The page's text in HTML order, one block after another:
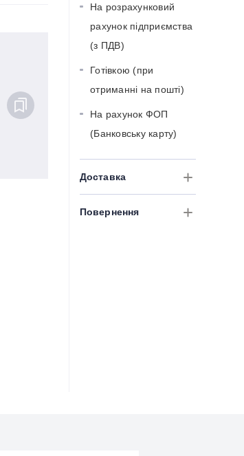
На розрахунковий
рахунок підприємства
(з ПДВ)
Готівкою (при
отриманні на пошті)
На рахунок ФОП
(Банковську карту)
Доставка
Повернення